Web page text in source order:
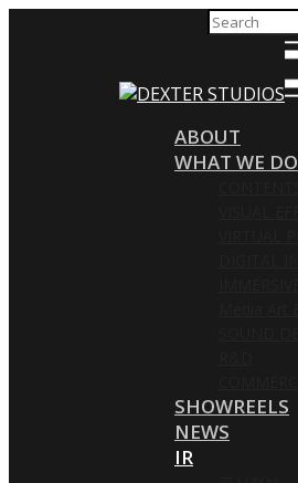
ABOUT
WHAT WE DO
SHOWREELS
NEWS
IR